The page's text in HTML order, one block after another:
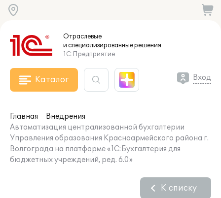
Отраслевые
и специализированныерешения
1С:Предприятие
Каталог Вход
Главная
Внедрения
Автоматизация централизованной бухгалтерии
Управления образования Красноармейского района г.
Волгограда на платформе «1С:Бухгалтерия для
бюджетных учреждений, ред. 6.0»
К списку